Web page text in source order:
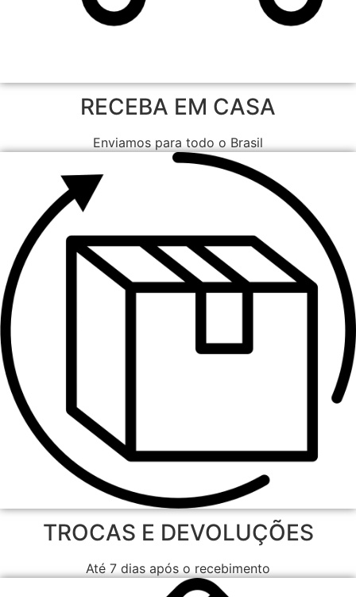
RECEBA EM CASA
Enviamos para todo o Brasil
TROCAS E DEVOLUÇÕES
Até 7 dias após o recebimento